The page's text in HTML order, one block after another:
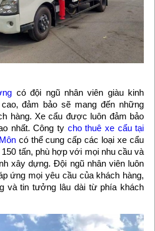
có đội ngũ nhân viên giàu kinh
đảm bảo sẽ mang đến những
hàng. Xe cẩu được luôn đảm bảo
nhất. Công ty cho thuê xe cẩu tại
có thể cung cấp các loại xe cẩu
tấn, phù hợp với mọi nhu cầu và
xây dựng. Đội ngũ nhân viên luôn
ứng mọi yêu cầu của khách hàng,
và tin tưởng lâu dài từ phía khách